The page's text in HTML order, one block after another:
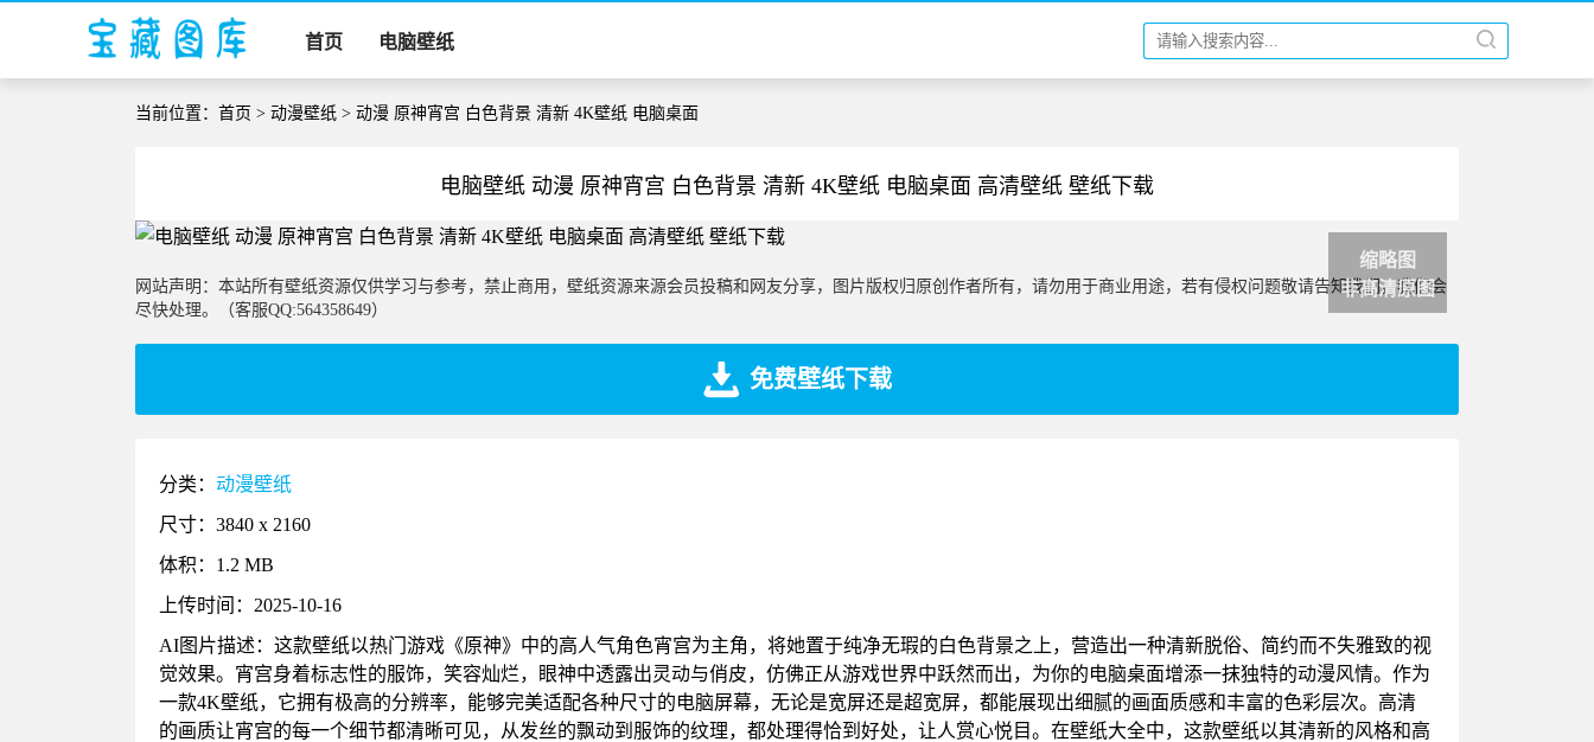
首页 电脑壁纸
当前位置：首页 >动漫壁纸 > 动漫 原神宵宫 白色背景 清新 4K壁纸 电脑桌面
电脑壁纸 动漫 原神宵宫 白色背景 清新 4K壁纸 电脑桌面 高清壁纸 壁纸下载
缩略图
非高清原图
网站声明：本站所有壁纸资源仅供学习与参考，禁止商用，壁纸资源来源会员投稿和网友分享，图片版权归原创作者所有，请勿用于商业用途，若有侵权问题敬请告知我们，我们会
尽快处理。（客服QQ:564358649）
免费壁纸下载
分类：动漫壁纸
尺寸：3840 x 2160
体积：1.2 MB
上传时间：2025-10-16
AI图片描述：这款壁纸以热门游戏《原神》中的高人气角色宵宫为主角，将她置于纯净无瑕的白色背景之上，营造出一种清新脱俗、简约而不失雅致的视
觉效果。宵宫身着标志性的服饰，笑容灿烂，眼神中透露出灵动与俏皮，仿佛正从游戏世界中跃然而出，为你的电脑桌面增添一抹独特的动漫风情。作为
一款4K壁纸，它拥有极高的分辨率，能够完美适配各种尺寸的电脑屏幕，无论是宽屏还是超宽屏，都能展现出细腻的画面质感和丰富的色彩层次。高清
的画质让宵宫的每一个细节都清晰可见，从发丝的飘动到服饰的纹理，都处理得恰到好处，让人赏心悦目。在壁纸大全中，这款壁纸以其清新的风格和高